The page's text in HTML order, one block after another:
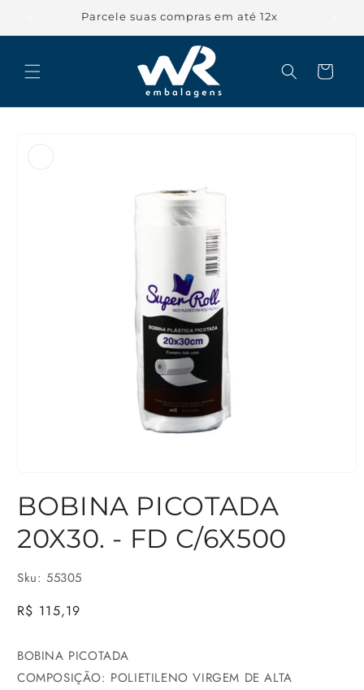
conteúdo
Parcele suas compras em até 12x
Carrinho
mídia
1
na
janela
BOBINA PICOTADA
20X30. - FD C/6X500
Sku: 55305
Preço
R$ 115,19
BOBINA PICOTADA
COMPOSIÇÃO: POLIETILENO VIRGEM DE ALTA